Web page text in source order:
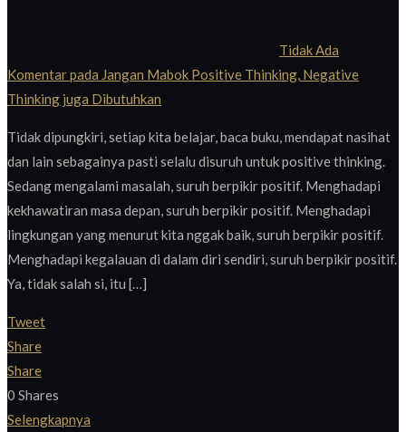
Tidak Ada
Komentarpada Jangan Mabok Positive Thinking, Negative
Thinking juga Dibutuhkan
Tidak dipungkiri, setiap kita belajar, baca buku, mendapat nasihat
dan lain sebagainya pasti selalu disuruh untuk positive thinking.
Sedang mengalami masalah, suruh berpikir positif. Menghadapi
kekhawatiran masa depan, suruh berpikir positif. Menghadapi
lingkungan yang menurut kita nggak baik, suruh berpikir positif.
Menghadapi kegalauan di dalam diri sendiri, suruh berpikir positif.
Ya, tidak salah si, itu […]
Tweet
Share
Share
0 Shares
Selengkapnya